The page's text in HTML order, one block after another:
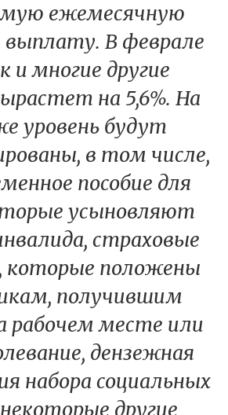
ежемесячную
В феврале
и многие другие
на 5,6%. На
уровень будут
в том числе,
пособие для
усыновляют
страховые
положены
получившим
рабочем месте или
дензежная
набора социальных
другие